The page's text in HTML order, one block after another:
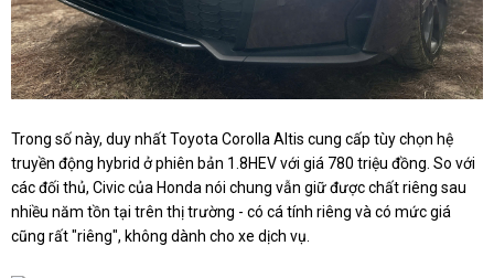
Trong số này, duy nhất Toyota Corolla Altis cung cấp tùy chọn hệ
truyền động hybrid ở phiên bản 1.8HEV với giá 780 triệu đồng. So với
các đối thủ, Civic của Honda nói chung vẫn giữ được chất riêng sau
nhiều năm tồn tại trên thị trường - có cá tính riêng và có mức giá
cũng rất "riêng", không dành cho xe dịch vụ.